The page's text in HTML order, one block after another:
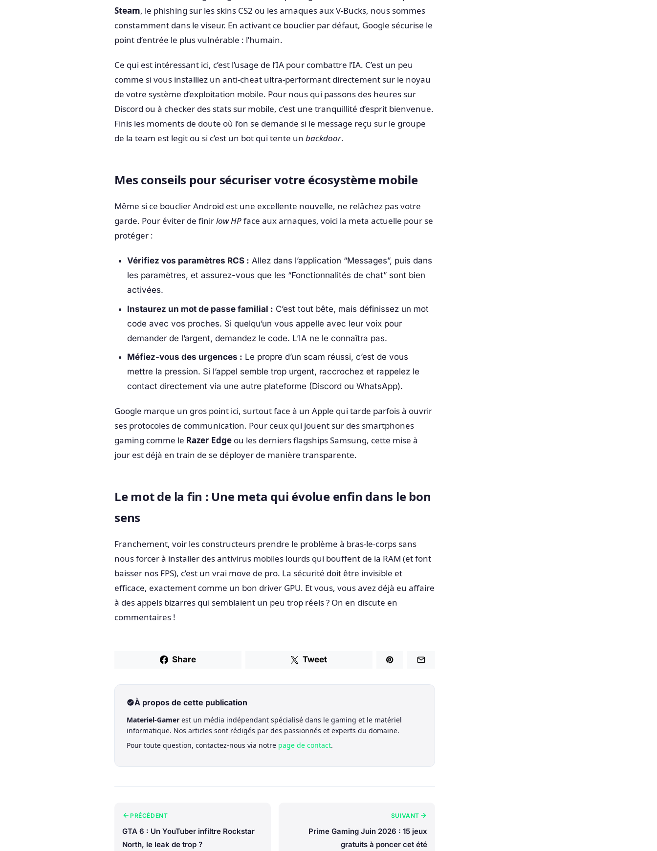
Steam, le phishing sur les skins CS2 ou les arnaques aux V-Bucks, nous sommes
constamment dans le viseur. En activant ce bouclier par défaut, Google sécurise le
point d’entrée le plus vulnérable : l’humain.
Ce qui est intéressant ici, c’est l’usage de l’IA pour combattre l’IA. C’est un peu
comme si vous installiez un anti-cheat ultra-performant directement sur le noyau
de votre système d’exploitation mobile. Pour nous qui passons des heures sur
Discord ou à checker des stats sur mobile, c’est une tranquillité d’esprit bienvenue.
Finis les moments de doute où l’on se demande si le message reçu sur le groupe
de la team est legit ou si c’est un bot qui tente un backdoor.
Mes conseils pour sécuriser votre écosystème mobile
Même si ce bouclier Android est une excellente nouvelle, ne relâchez pas votre
garde. Pour éviter de finirlow HPface aux arnaques, voici la meta actuelle pour se
protéger :
Vérifiez vos paramètres RCS : Allez dans l’application “Messages”, puis dans
les paramètres, et assurez-vous que les “Fonctionnalités de chat” sont bien
activées.
Instaurez un mot de passe familial : C’est tout bête, mais définissez un mot
code avec vos proches. Si quelqu’un vous appelle avec leur voix pour
demander de l’argent, demandez le code. L’IA ne le connaîtra pas.
Méfiez-vous des urgences : Le propre d’un scam réussi, c’est de vous
mettre la pression. Si l’appel semble trop urgent, raccrochez et rappelez le
contact directement via une autre plateforme (Discord ou WhatsApp).
Google marque un gros point ici, surtout face à un Apple qui tarde parfois à ouvrir
ses protocoles de communication. Pour ceux qui jouent sur des smartphones
gaming comme le Razer Edge ou les derniers flagships Samsung, cette mise à
jour est déjà en train de se déployer de manière transparente.
Le mot de la fin : Une meta qui évolue enfin dans le bon
sens
Franchement, voir les constructeurs prendre le problème à bras-le-corps sans
nous forcer à installer des antivirus mobiles lourds qui bouffent de la RAM (et font
baisser nos FPS), c’est un vrai move de pro. La sécurité doit être invisible et
efficace, exactement comme un bon driver GPU. Et vous, vous avez déjà eu affaire
à des appels bizarres qui semblaient un peu trop réels ? On en discute en
commentaires !
Share Tweet
À propos de cette publication
Materiel-Gamer est un média indépendant spécialisé dans le gaming et le matériel
informatique. Nos articles sont rédigés par des passionnés et experts du domaine.
Pour toute question, contactez-nous via notre page de contact.
PRÉCÉDENT
GTA 6 : Un YouTuber infiltre Rockstar
North, le leak de trop ?
SUIVANT
Prime Gaming Juin 2026 : 15 jeux
gratuits à poncer cet été